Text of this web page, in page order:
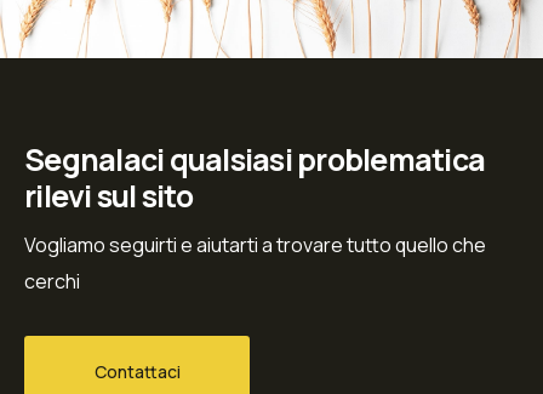
Segnalaci qualsiasi problematica
rilevi sul sito
Vogliamo seguirti e aiutarti a trovare tutto quello che
cerchi
Contattaci